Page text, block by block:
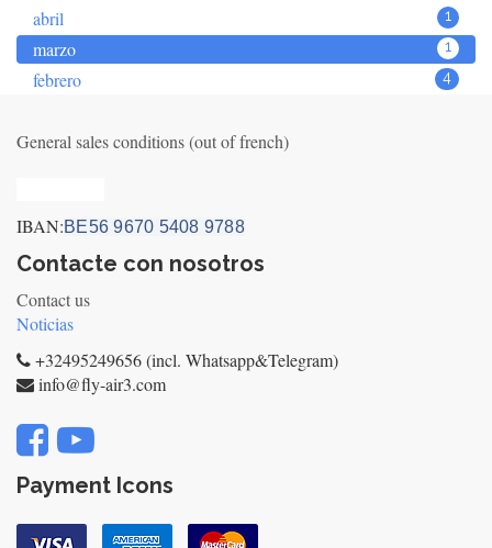
abril 1
marzo 1
febrero 4
General sales conditions (out of french)
IBAN:BE56 9670 5408 9788
Contacte con nosotros
Contact us
Noticias
+32495249656 (incl. Whatsapp&Telegram)
info@fly-air3.com
Payment Icons